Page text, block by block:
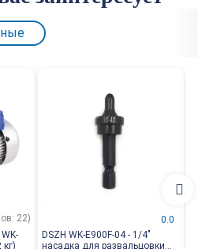
22)
DSZH WK-E900F-04 - 1/4"
насадка для развальцовки
0.0